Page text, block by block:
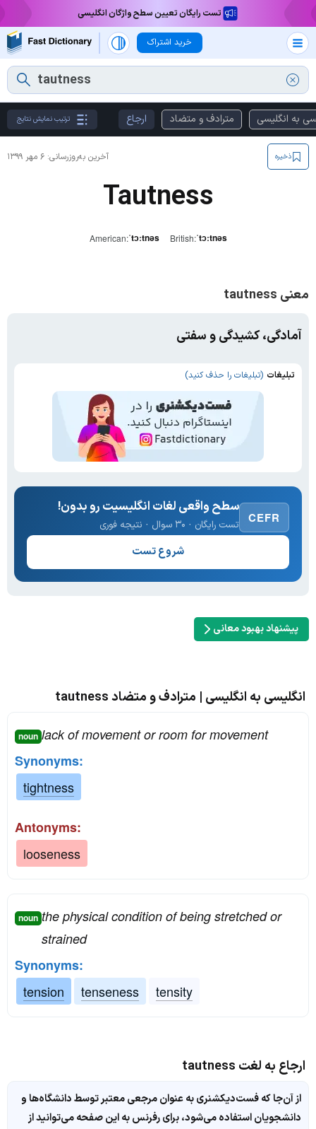
تست رایگان تعیین سطح واژگان انگلیسی
خرید اشتراک
به انگلیسی مترادف و متضاد ارجاع ترتیب نمایش نتایج
آخرین به‌روزرسانی: ۶ مهر ۱۳۹۹ ذخیره
Tautness
American:ˈtɔːtnəs British:ˈtɔːtnəs
معنی tautness
آمادگی، کشیدگی و سفتی
تبلیغات (تبلیغات را حذف کنید)
CEFR
سطح واقعی لغات انگلیسیت رو بدون!
تست رایگان · ۳۰ سوال · نتیجه فوری
شروع تست
پیشنهاد بهبود معانی
انگلیسی به انگلیسی | مترادف و متضاد tautness
noun lack of movement or room for movement
Synonyms:
tightness
Antonyms:
looseness
noun the physical condition of being stretched or
strained
Synonyms:
tension
tenseness tensity
ارجاع به لغت tautness
از آن‌جا که فست‌دیکشنری به عنوان مرجعی معتبر توسط دانشگاه‌ها و
دانشجویان استفاده می‌شود، برای رفرنس به این صفحه می‌توانید از